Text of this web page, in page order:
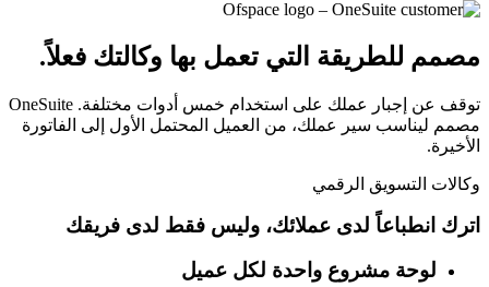
مصمم للطريقة التي تعمل بها وكالتك فعلاً.
توقف عن إجبار عملك على استخدام خمس أدوات مختلفة. OneSuite
مصمم ليناسب سير عملك، من العميل المحتمل الأول إلى الفاتورة
الأخيرة.
وكالات التسويق الرقمي
اترك انطباعاً لدى عملائك، وليس فقط لدى فريقك
لوحة مشروع واحدة لكل عميل